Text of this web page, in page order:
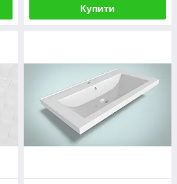
Купити